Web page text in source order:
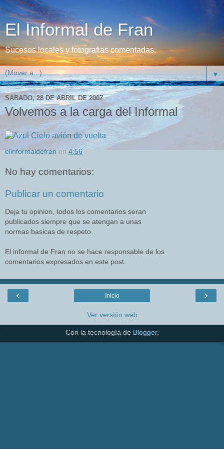
El Informal de Fran
Sucesos locales y fotografias comentadas.
▼
SÁBADO, 28 DE ABRIL DE 2007
Volvemos a la carga del Informal
elinformaldefran en 4:56
No hay comentarios:
Publicar un comentario
Deja tu opinion, todos los comentarios seran
publicados siempre que se atengan a unas
normas basicas de respeto.
El informal de Fran no se hace responsable de los
comentarios expresados en este post.
‹ ›
Inicio
Ver versión web
Con la tecnología de Blogger.